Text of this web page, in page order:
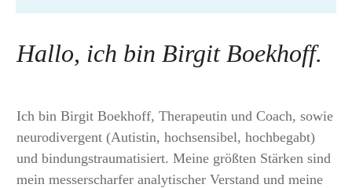
Hallo, ich bin Birgit Boekhoff.
Ich bin Birgit Boekhoff, Therapeutin und Coach, sowie
neurodivergent (Autistin, hochsensibel, hochbegabt)
und bindungstraumatisiert. Meine größten Stärken sind
mein messerscharfer analytischer Verstand und meine